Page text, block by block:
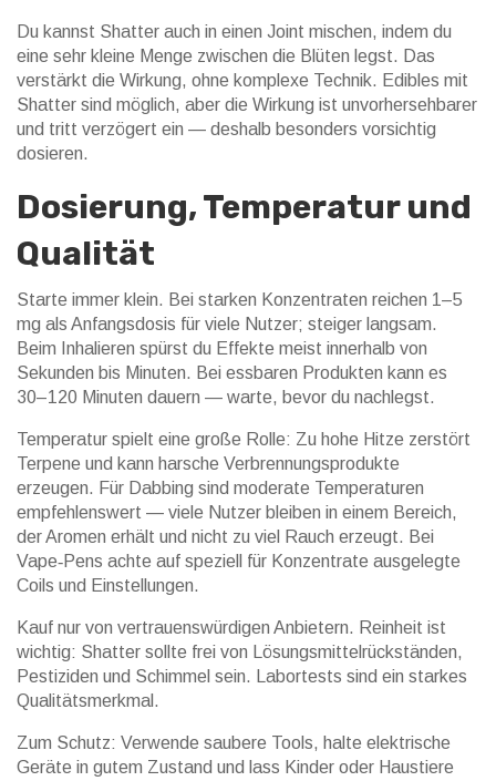
Du kannst Shatter auch in einen Joint mischen, indem du
eine sehr kleine Menge zwischen die Blüten legst. Das
verstärkt die Wirkung, ohne komplexe Technik. Edibles mit
Shatter sind möglich, aber die Wirkung ist unvorhersehbarer
und tritt verzögert ein — deshalb besonders vorsichtig
dosieren.
Dosierung, Temperatur und
Qualität
Starte immer klein. Bei starken Konzentraten reichen 1–5
mg als Anfangsdosis für viele Nutzer; steiger langsam.
Beim Inhalieren spürst du Effekte meist innerhalb von
Sekunden bis Minuten. Bei essbaren Produkten kann es
30–120 Minuten dauern — warte, bevor du nachlegst.
Temperatur spielt eine große Rolle: Zu hohe Hitze zerstört
Terpene und kann harsche Verbrennungsprodukte
erzeugen. Für Dabbing sind moderate Temperaturen
empfehlenswert — viele Nutzer bleiben in einem Bereich,
der Aromen erhält und nicht zu viel Rauch erzeugt. Bei
Vape‑Pens achte auf speziell für Konzentrate ausgelegte
Coils und Einstellungen.
Kauf nur von vertrauenswürdigen Anbietern. Reinheit ist
wichtig: Shatter sollte frei von Lösungsmittelrückständen,
Pestiziden und Schimmel sein. Labortests sind ein starkes
Qualitätsmerkmal.
Zum Schutz: Verwende saubere Tools, halte elektrische
Geräte in gutem Zustand und lass Kinder oder Haustiere